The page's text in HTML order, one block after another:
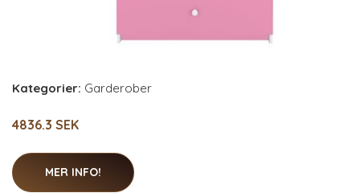
Kategorier: Garderober
4836.3 SEK
MER INFO!